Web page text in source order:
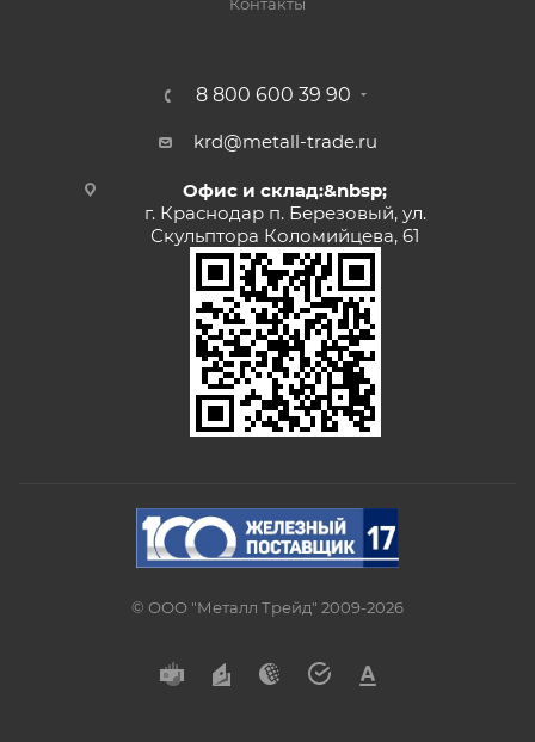
8 800 600 39 90
krd@metall-trade.ru
Офис и склад:&nbsp;
г. Краснодар п. Березовый, ул.
Скульптора Коломийцева, 61
© ООО "Металл Трейд" 2009-2026